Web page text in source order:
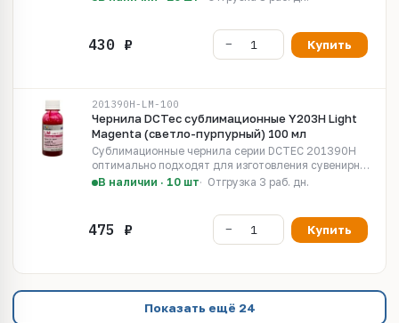
Купить
201390H-LM-100
Чернила DCTec сублимационные Y203H Light
Magenta (светло-пурпурный) 100 мл
Сублимационные чернила серии DCTEC 201390H
оптимально подходят для изготовления сувенирной
продукции методом термопереноса. Отлично
В наличии · 10 шт Отгрузка 3 раб. дн.
Купить
Показать ещё 24